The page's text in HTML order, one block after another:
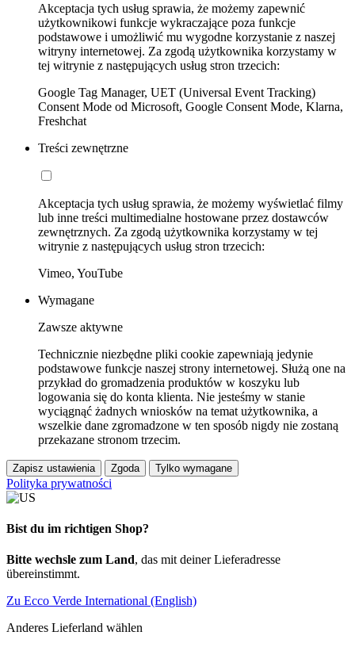
Akceptacja tych usług sprawia, że możemy zapewnić
użytkownikowi funkcje wykraczające poza funkcje
podstawowe i umożliwić mu wygodne korzystanie z naszej
witryny internetowej. Za zgodą użytkownika korzystamy w
tej witrynie z następujących usług stron trzecich:
Google Tag Manager, UET (Universal Event Tracking)
Consent Mode od Microsoft, Google Consent Mode, Klarna,
Freshchat
Treści zewnętrzne
Akceptacja tych usług sprawia, że możemy wyświetlać filmy
lub inne treści multimedialne hostowane przez dostawców
zewnętrznych. Za zgodą użytkownika korzystamy w tej
witrynie z następujących usług stron trzecich:
Vimeo, YouTube
Wymagane
Zawsze aktywne
Technicznie niezbędne pliki cookie zapewniają jedynie
podstawowe funkcje naszej strony internetowej. Służą one na
przykład do gromadzenia produktów w koszyku lub
logowania się do konta klienta. Nie jesteśmy w stanie
wyciągnąć żadnych wniosków na temat użytkownika, a
wszelkie dane zgromadzone w ten sposób nigdy nie zostaną
przekazane stronom trzecim.
Zapisz ustawienia Zgoda Tylko wymagane
Polityka prywatności
Bist du im richtigen Shop?
Bitte wechsle zum Land, das mit deiner Lieferadresse
übereinstimmt.
Zu Ecco Verde International (English)
Anderes Lieferland wählen